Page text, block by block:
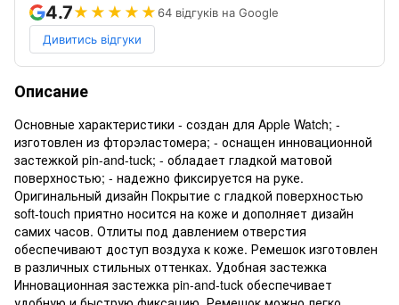
4.7★★★★★64 відгуків на Google
Дивитись відгуки
Описание
Основные характеристики - создан для Apple Watch; -
изготовлен из фторэластомера; - оснащен инновационной
застежкой pin-and-tuck; - обладает гладкой матовой
поверхностью; - надежно фиксируется на руке.
Оригинальный дизайн Покрытие с гладкой поверхностью
soft-touch приятно носится на коже и дополняет дизайн
самих часов. Отлиты под давлением отверстия
обеспечивают доступ воздуха к коже. Ремешок изготовлен
в различных стильных оттенках. Удобная застежка
Инновационная застежка pin-and-tuck обеспечивает